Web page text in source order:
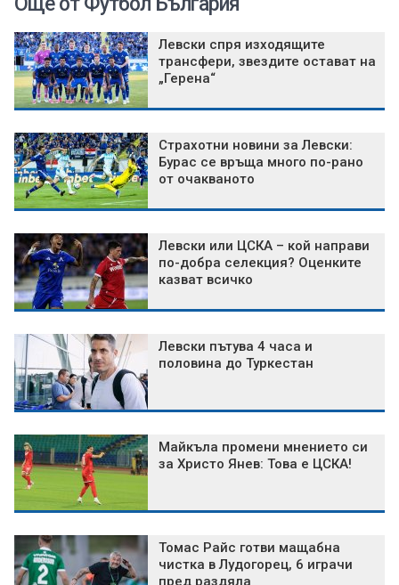
Левски спря изходящите
трансфери, звездите остават на
„Герена“
Страхотни новини за Левски:
Бурас се връща много по-рано
от очакваното
Левски или ЦСКА – кой направи
по-добра селекция? Оценките
казват всичко
Левски пътува 4 часа и
половина до Туркестан
Майкъла промени мнението си
за Христо Янев: Това е ЦСКА!
Томас Райс готви мащабна
чистка в Лудогорец, 6 играчи
пред раздяла